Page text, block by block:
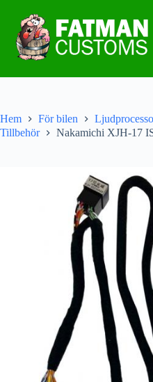
Hem För bilen
Tillbehör
Nakamichi XJH-17